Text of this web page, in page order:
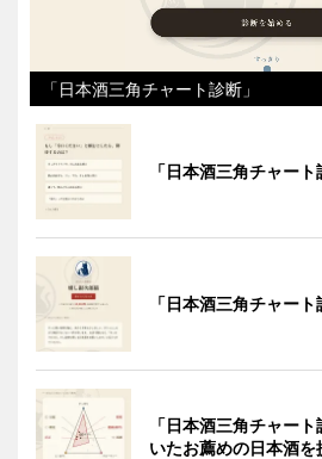
「日本酒三角チャート診断」
「日本酒三角チャー
「日本酒三角チャー
「日本酒三角チャー
いたお薦めの日本酒を